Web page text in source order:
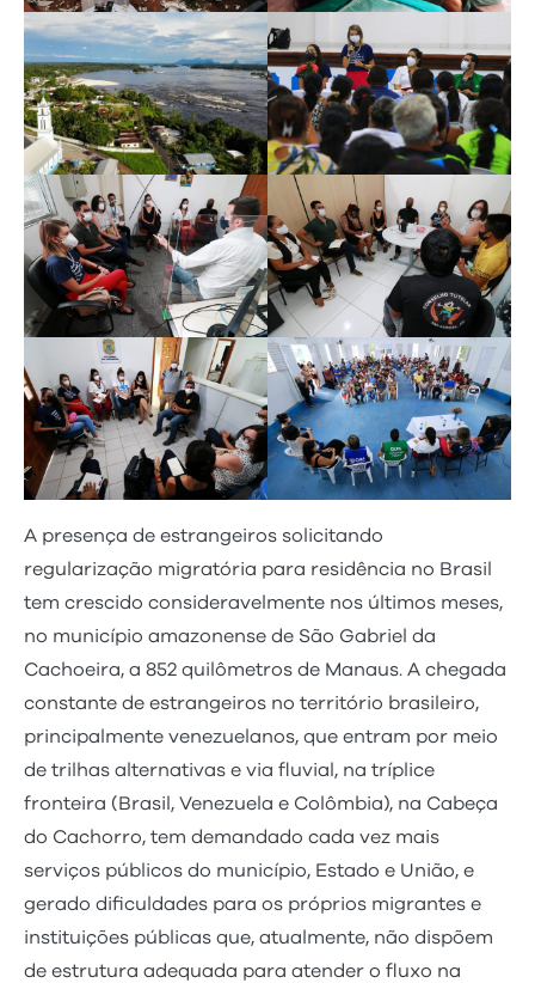
A presença de estrangeiros solicitando
regularização migratória para residência no Brasil
tem crescido consideravelmente nos últimos meses,
no município amazonense de São Gabriel da
Cachoeira, a 852 quilômetros de Manaus. A chegada
constante de estrangeiros no território brasileiro,
principalmente venezuelanos, que entram por meio
de trilhas alternativas e via fluvial, na tríplice
fronteira (Brasil, Venezuela e Colômbia), na Cabeça
do Cachorro, tem demandado cada vez mais
serviços públicos do município, Estado e União, e
gerado dificuldades para os próprios migrantes e
instituições públicas que, atualmente, não dispõem
de estrutura adequada para atender o fluxo na